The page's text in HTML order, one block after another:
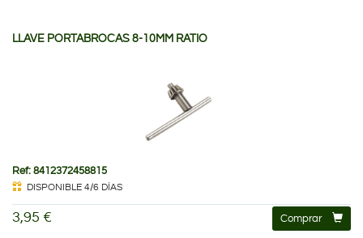
LLAVE PORTABROCAS 8-10MM RATIO
Ref: 8412372458815
DISPONIBLE 4/6 DÍAS
3,95 € Comprar